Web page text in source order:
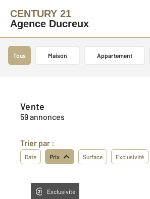
CENTURY 21
Agence Ducreux
Tous Maison Appartement
Vente
59 annonces
Trier par :
Date Prix Surface Exclusivité
Exclusivité